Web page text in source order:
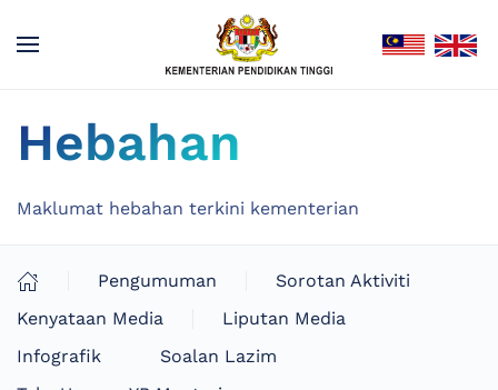
Hebahan
Maklumat hebahan terkini kementerian
Pengumuman
Sorotan Aktiviti
Kenyataan Media
Liputan Media
Infografik
Soalan Lazim